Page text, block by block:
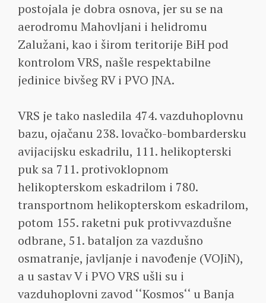
postojala je dobra osnova, jer su se na
aerodromu Mahovljani i helidromu
Zalužani, kao i širom teritorije BiH pod
kontrolom VRS, našle respektabilne
jedinice bivšeg RV i PVO JNA.
VRS je tako nasledila 474. vazduhoplovnu
bazu, ojačanu 238. lovačko-bombardersku
avijacijsku eskadrilu, 111. helikopterski
puk sa 711. protivoklopnom
helikopterskom eskadrilom i 780.
transportnom helikopterskom eskadrilom,
potom 155. raketni puk protivvazdušne
odbrane, 51. bataljon za vazdušno
osmatranje, javljanje i navođenje (VOJiN),
a u sastav V i PVO VRS ušli su i
vazduhoplovni zavod ‘‘Kosmos‘‘ u Banja